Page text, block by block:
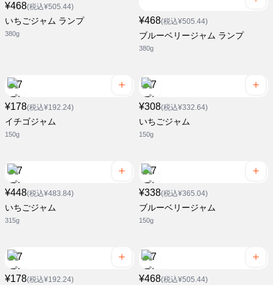
¥468(税込¥505.44)
いちごジャム ランプ
380g
¥468(税込¥505.44)
ブルーベリージャム ランプ
380g
¥178(税込¥192.24)
イチゴジャム
150g
¥308(税込¥332.64)
いちごジャム
150g
¥448(税込¥483.84)
いちごジャム
315g
¥338(税込¥365.04)
ブルーベリージャム
150g
¥178(税込¥192.24) ¥468(税込¥505.44)